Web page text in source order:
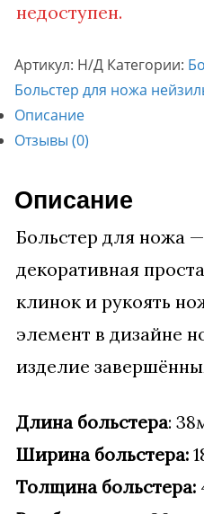
недоступен.
Артикул: Н/Д Категории:
Больстер для ножа
Описание
Отзывы (0)
Описание
Больстер для ножа
декоративная
клинок и рукоять
элемент в дизайне
изделие
Длина больстера:
Ширина больстера:
Толщина больстера: